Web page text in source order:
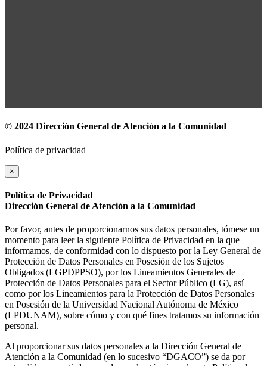
© 2024 Dirección General de Atención a la Comunidad
Política de privacidad
×
Política de Privacidad
Dirección General de Atención a la Comunidad
Por favor, antes de proporcionarnos sus datos personales, tómese un
momento para leer la siguiente Política de Privacidad en la que
informamos, de conformidad con lo dispuesto por la Ley General de
Protección de Datos Personales en Posesión de los Sujetos
Obligados (LGPDPPSO), por los Lineamientos Generales de
Protección de Datos Personales para el Sector Público (LG), así
como por los Lineamientos para la Protección de Datos Personales
en Posesión de la Universidad Nacional Autónoma de México
(LPDUNAM), sobre cómo y con qué fines tratamos su información
personal.
Al proporcionar sus datos personales a la Dirección General de
Atención a la Comunidad (en lo sucesivo “DGACO”) se da por